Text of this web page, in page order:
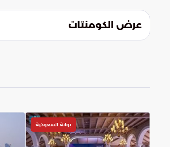
أي قرارات أحادية قد تؤجج
عرض الكومنتات
بوابة السعودية